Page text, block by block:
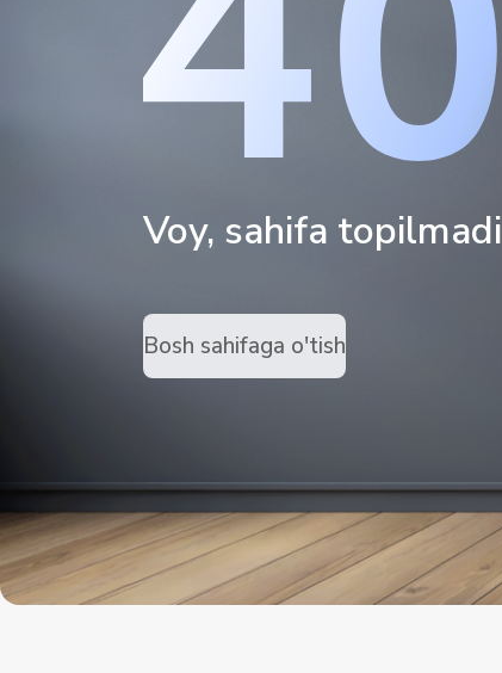
Voy, sahifa topilmadi
Bosh sahifaga o'tish